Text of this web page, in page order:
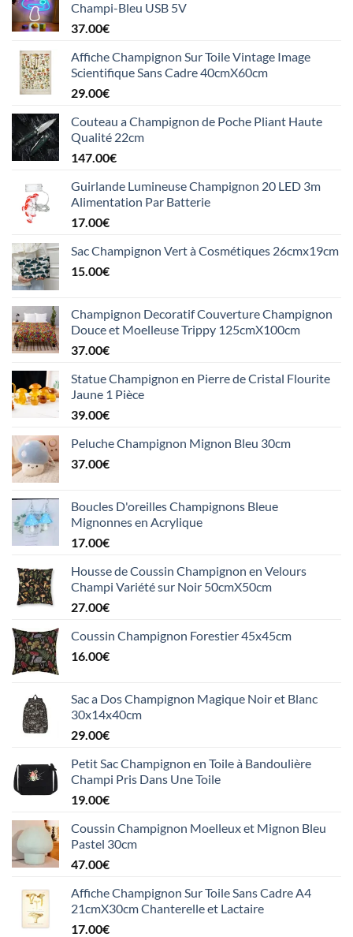
Champi-Bleu USB 5V
37.00€
Affiche Champignon Sur Toile Vintage Image
Scientifique Sans Cadre 40cmX60cm
29.00€
Couteau a Champignon de Poche Pliant Haute
Qualité 22cm
147.00€
Guirlande Lumineuse Champignon 20 LED 3m
Alimentation Par Batterie
17.00€
Sac Champignon Vert à Cosmétiques 26cmx19cm
15.00€
Champignon Decoratif Couverture Champignon
Douce et Moelleuse Trippy 125cmX100cm
37.00€
Statue Champignon en Pierre de Cristal Flourite
Jaune 1 Pièce
39.00€
Peluche Champignon Mignon Bleu 30cm
37.00€
Boucles D'oreilles Champignons Bleue
Mignonnes en Acrylique
17.00€
Housse de Coussin Champignon en Velours
Champi Variété sur Noir 50cmX50cm
27.00€
Coussin Champignon Forestier 45x45cm
16.00€
Sac a Dos Champignon Magique Noir et Blanc
30x14x40cm
29.00€
Petit Sac Champignon en Toile à Bandoulière
Champi Pris Dans Une Toile
19.00€
Coussin Champignon Moelleux et Mignon Bleu
Pastel 30cm
47.00€
Affiche Champignon Sur Toile Sans Cadre A4
21cmX30cm Chanterelle et Lactaire
17.00€